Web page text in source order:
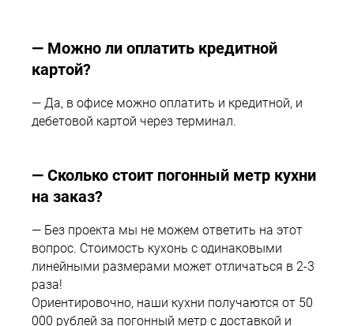
new
— Можно ли оплатить кредитной
картой?
— Да, в офисе можно оплатить и кредитной, и
дебетовой картой через терминал.
— Сколько стоит погонный метр кухни
на заказ?
— Без проекта мы не можем ответить на этот
вопрос. Стоимость кухонь с одинаковыми
линейными размерами может отличаться в 2-3
раза!
Ориентировочно, наши кухни получаются от 50
000 рублей за погонный метр с доставкой и